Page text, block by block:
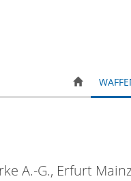
A.-G., Erfurt